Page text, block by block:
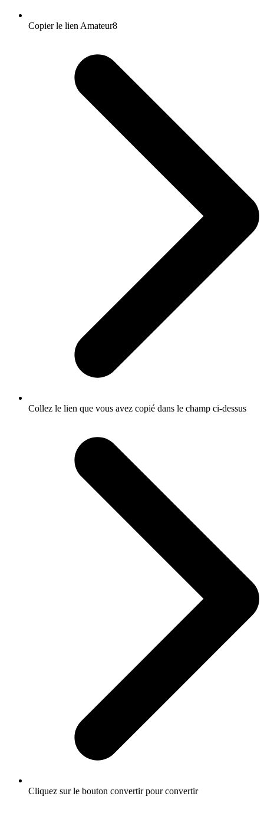
Copier le lien Amateur8
Collez le lien que vous avez copié dans le champ ci-dessus
Cliquez sur le bouton convertir pour convertir